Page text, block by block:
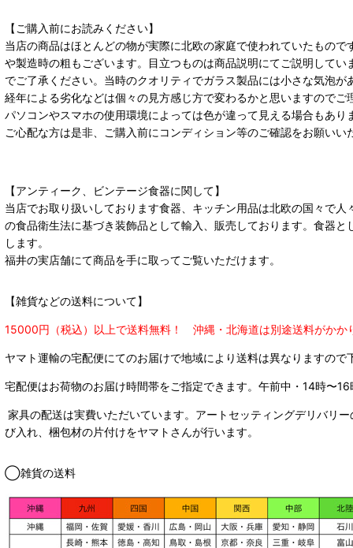
【ご購入前にお読みください】
当店の商品はほとんどの物が実際に北欧の家庭で使われていたもの
や製造時の粗もございます。目立つものは商品説明にてご説明して
でご了承ください。当時のクオリティでガラス製品には小さな気泡が
経年による劣化などは個々の見方感じ方で変わるかと思いますのでご
パソコンやスマホの使用環境によっては色が違って見える場合もあ
ご心配な方は是非、ご購入前にコンディション等のご確認をお願い
【アンティーク、ビンテージ食器に関して】
当店でお取り扱いしております食器、キッチン用品は北欧の国々で
の食品衛生法に基づき装飾品として輸入、販売しております。食器
します。
福井の実店舗にて商品を手に取ってご覧いただけます。
【雑貨などの送料について】
15000円（税込）以上で送料無料！ 沖縄・北海道は別途送料がかか
ヤマト運輸の宅配便にてのお届けで地域により送料は異なりますので
宅配便はお荷物のお届け時間帯をご指定できます。 午前中・14時〜
家具の配送は実費いただいています。アートセッティングデリバリ
び入れ、梱包材の片付けをヤマトさんが行います。
◯雑貨の送料